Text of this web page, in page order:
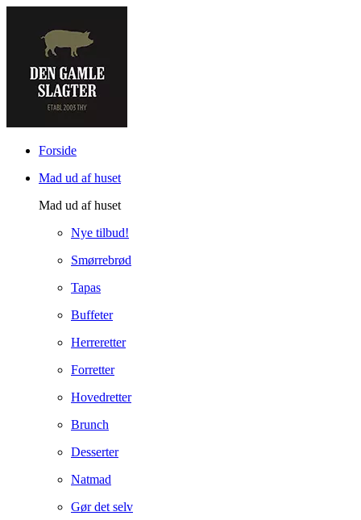
Forside
Mad ud af huset
Mad ud af huset
Nye tilbud!
Smørrebrød
Tapas
Buffeter
Herreretter
Forretter
Hovedretter
Brunch
Desserter
Natmad
Gør det selv